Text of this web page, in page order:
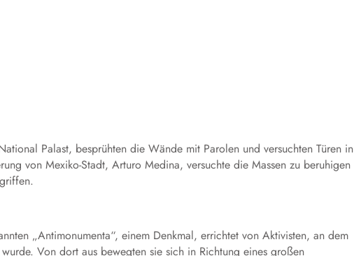
Palast, besprühten die Wände mit Parolen und versuchten Türen in
von Mexiko-Stadt, Arturo Medina, versuchte die Massen zu beruhigen
„Antimonumenta“, einem Denkmal, errichtet von Aktivisten, an dem
Von dort aus bewegten sie sich in Richtung eines großen